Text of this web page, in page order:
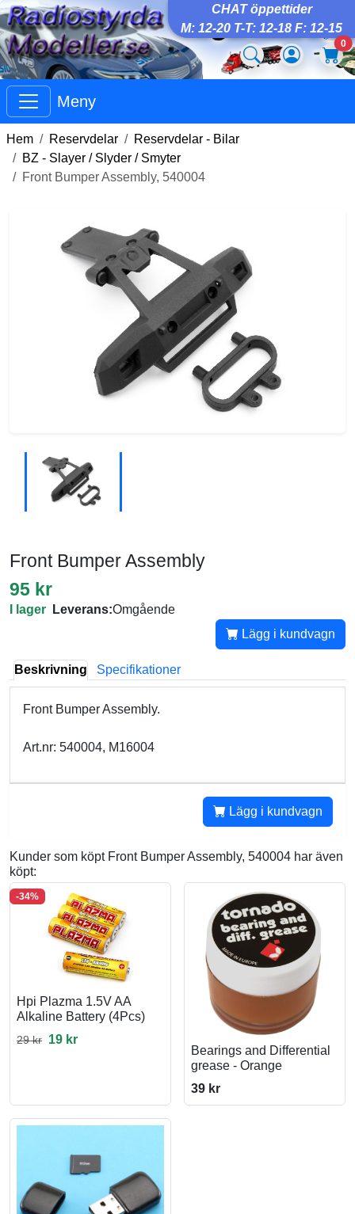
CHAT öppettider
M: 12-20 T-T: 12-18 F: 12-15
0
Meny
Hem Reservdelar
Reservdelar - Bilar
BZ - Slayer / Slyder / Smyter
Front Bumper Assembly, 540004
Front Bumper Assembly
95 kr
I lager Leverans:Omgående
Lägg i kundvagn
Beskrivning Specifikationer
Front Bumper Assembly.
Art.nr: 540004, M16004
Lägg i kundvagn
Kunder som köpt Front Bumper Assembly, 540004 har även
köpt:
-34%
Hpi Plazma 1.5V AA
Alkaline Battery (4Pcs)
29 kr 19 kr
Bearings and Differential
grease - Orange
39 kr